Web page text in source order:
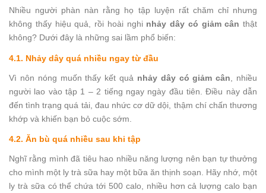
Nhiều người phàn nàn rằng họ tập luyện rất chăm chỉ nhưng
không thấy hiệu quả, rồi hoài nghi nhảy dây có giảm cân thật
không? Dưới đây là những sai lầm phổ biến:
4.1. Nhảy dây quá nhiều ngay từ đầu
Vì nôn nóng muốn thấy kết quả nhảy dây có giảm cân , nhiều
người lao vào tập 1 – 2 tiếng ngay ngày đầu tiên. Điều này dẫn
đến tình trạng quá tải, đau nhức cơ dữ dội, thậm chí chấn thương
khớp và khiến bạn bỏ cuộc sớm.
4.2. Ăn bù quá nhiều sau khi tập
Nghĩ rằng mình đã tiêu hao nhiều năng lượng nên bạn tự thưởng
cho mình một ly trà sữa hay một bữa ăn thịnh soạn. Hãy nhớ, một
ly trà sữa có thể chứa tới 500 calo, nhiều hơn cả lượng calo bạn